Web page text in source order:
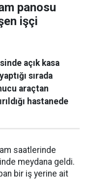
panosu
işçi
açık kasa
sırada
araçtan
hastanede
saatlerinde
meydana geldi.
bir iş yerine ait